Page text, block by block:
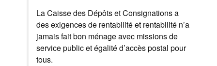
La Caisse des Dépôts et Consignations a
des exigences de rentabilité et rentabilité n’a
jamais fait bon ménage avec missions de
service public et égalité d’accès postal pour
tous.